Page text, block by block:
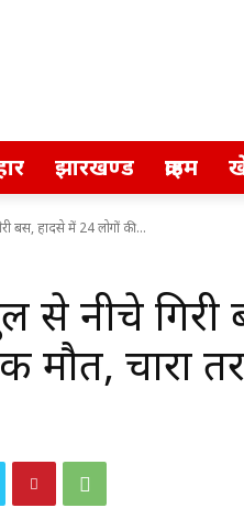
झारखण्ड क्राइम
बस, हादसे में 24 लोगों की...
से नीचे गिरी
मौत, चारों